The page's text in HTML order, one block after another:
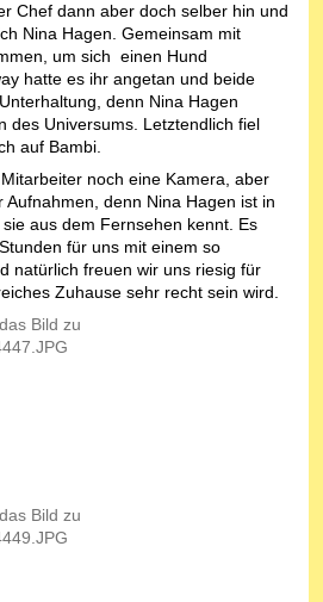
Chef dann aber doch selber hin und
Nina Hagen. Gemeinsam mit
um sich einen Hund
hatte es ihr angetan und beide
denn Nina Hagen
des Universums. Letztendlich fiel
auf Bambi.
noch eine Kamera, aber
denn Nina Hagen ist in
aus dem Fernsehen kennt. Es
für uns mit einem so
natürlich freuen wir uns riesig für
Zuhause sehr recht sein wird.